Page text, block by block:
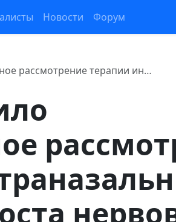
Новости Форум
рассмотрение терапии ин…